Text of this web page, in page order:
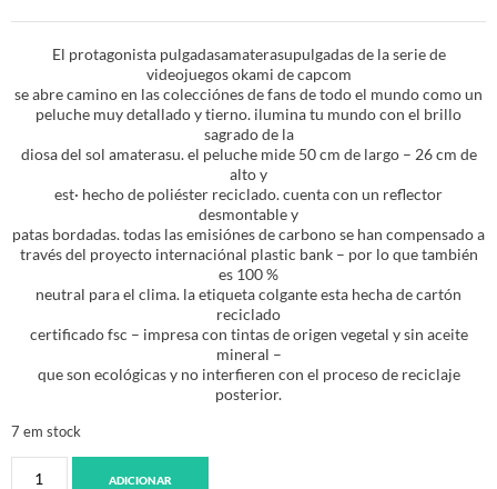
El protagonista pulgadasamaterasupulgadas de la serie de
videojuegos okami de capcom
se abre camino en las colecciónes de fans de todo el mundo como un
peluche muy detallado y tierno. ilumina tu mundo con el brillo
sagrado de la
diosa del sol amaterasu. el peluche mide 50 cm de largo – 26 cm de
alto y
est· hecho de poliéster reciclado. cuenta con un reflector
desmontable y
patas bordadas. todas las emisiónes de carbono se han compensado a
través del proyecto internaciónal plastic bank – por lo que también
es 100 %
neutral para el clima. la etiqueta colgante esta hecha de cartón
reciclado
certificado fsc – impresa con tintas de origen vegetal y sin aceite
mineral –
que son ecológicas y no interfieren con el proceso de reciclaje
posterior.
7 em stock
ADICIONAR